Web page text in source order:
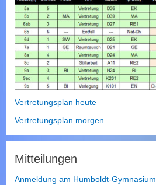
Vertretungsplan heute
Vertretungsplan morgen
Mitteilungen
Anmeldung am Humboldt-Gymnasium